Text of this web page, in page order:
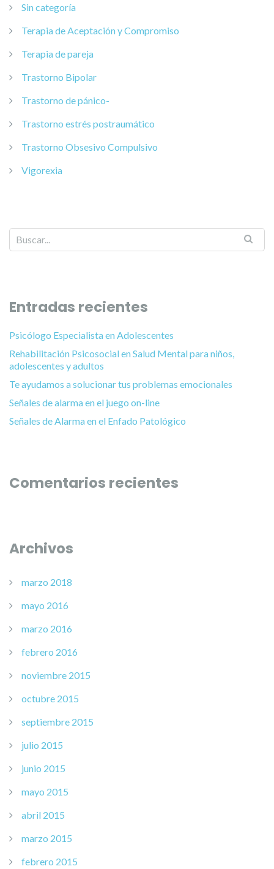
Sin categoría
Terapia de Aceptación y Compromiso
Terapia de pareja
Trastorno Bipolar
Trastorno de pánico-
Trastorno estrés postraumático
Trastorno Obsesivo Compulsivo
Vigorexia
Entradas recientes
Psicólogo Especialista en Adolescentes
Rehabilitación Psicosocial en Salud Mental para niños,
adolescentes y adultos
Te ayudamos a solucionar tus problemas emocionales
Señales de alarma en el juego on-line
Señales de Alarma en el Enfado Patológico
Comentarios recientes
Archivos
marzo 2018
mayo 2016
marzo 2016
febrero 2016
noviembre 2015
octubre 2015
septiembre 2015
julio 2015
junio 2015
mayo 2015
abril 2015
marzo 2015
febrero 2015